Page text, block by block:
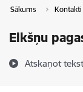
Sākums Kontakti
Elkšņu
Atskaņot